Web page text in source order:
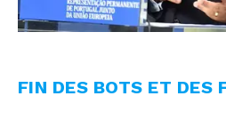
FIN DES BOTS ET DES